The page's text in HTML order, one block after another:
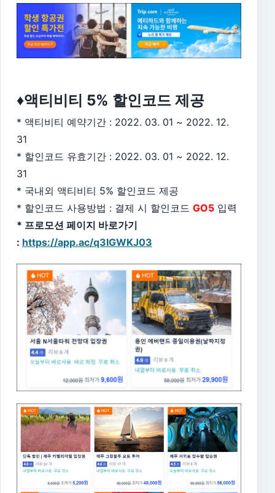
♦액티비티 5% 할인코드 제공
* 액티비티 예약기간 : 2022. 03. 01 ~ 2022. 12.
31
* 할인코드 유효기간 : 2022. 03. 01 ~ 2022. 12.
31
* 국내외 액티비티 5% 할인코드 제공
* 할인코드 사용방법 : 결제 시 할인코드 GO5 입력
* 프로모션 페이지 바로가기
: https://app.ac/q3IGWKJ03